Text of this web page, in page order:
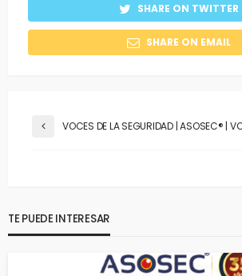
SHARE ON TWITTER
SHARE ON EMAIL
VOCES DE LA SEGURIDAD | ASOSEC® |
TE PUEDE INTERESAR